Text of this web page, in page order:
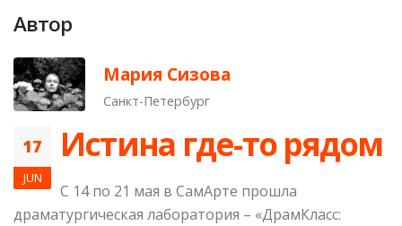
Автор
Мария Сизова
Санкт-Петербург
17
JUN
Истина где-то рядом
С 14 по 21 мая в СамАрте прошла
драматургическая лаборатория – «ДрамКласс: